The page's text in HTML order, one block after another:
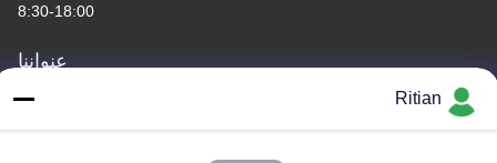
8:30-18:00
عنواننا
عنوان الشركة
No.65 Songnian Road، Longgang District، شينزين، الصين 518117
Ritian